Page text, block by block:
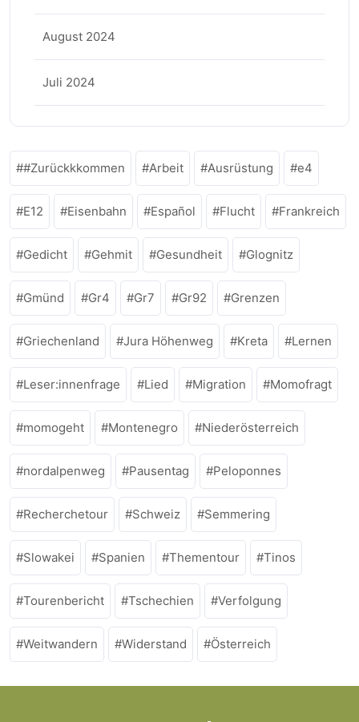
August 2024
Juli 2024
#Zurückkkommen Arbeit Ausrüstung e4
E12 Eisenbahn Español Flucht Frankreich
Gedicht Gehmit Gesundheit Glognitz
Gmünd Gr4 Gr7 Gr92 Grenzen
Griechenland Jura Höhenweg Kreta Lernen
Leser:innenfrage Lied Migration Momofragt
momogeht Montenegro Niederösterreich
nordalpenweg Pausentag Peloponnes
Recherchetour Schweiz Semmering
Slowakei Spanien Thementour Tinos
Tourenbericht Tschechien Verfolgung
Weitwandern Widerstand Österreich